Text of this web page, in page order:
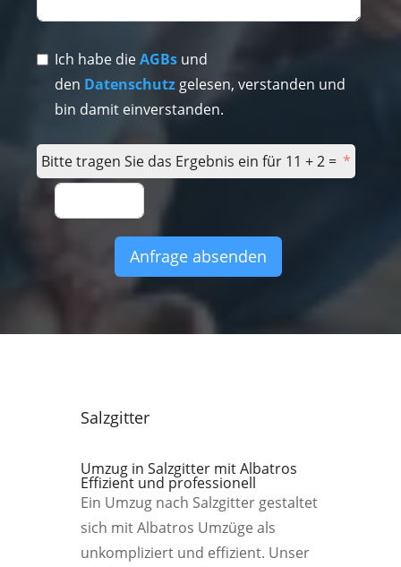
Ich habe dieAGBs und
den Datenschutzgelesen, verstanden und
bin damit einverstanden.
Bitte tragen Sie das Ergebnis ein für 11 + 2 =
Anfrage absenden
Salzgitter
Umzug in Salzgitter mit Albatros
Effizient und professionell
Ein Umzug nach Salzgitter gestaltet
sich mit Albatros Umzüge als
unkompliziert und effizient. Unser